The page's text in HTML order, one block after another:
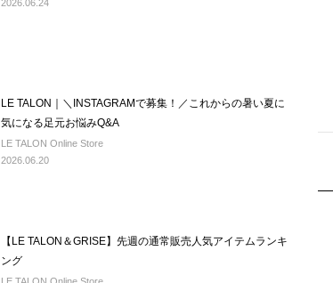
2026.06.24
LE TALON｜＼INSTAGRAMで募集！／これからの暑い夏に
気になる足元お悩みQ&A
LE TALON Online Store
2026.06.20
【LE TALON＆GRISE】先週の通常販売人気アイテムランキ
ング
LE TALON Online Store